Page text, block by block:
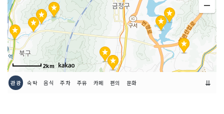
2km
관광 숙박 음식 주차 주유 카페 편의 문화 ⇊